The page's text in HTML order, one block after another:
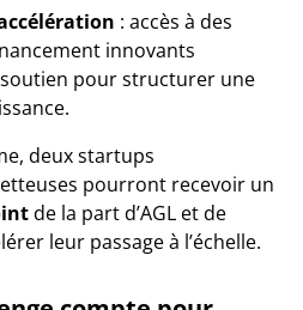
: accès à des
innovants
soutien pour structurer une
deux startups
pourront recevoir un
de la part d’AGL et de
leur passage à l’échelle.